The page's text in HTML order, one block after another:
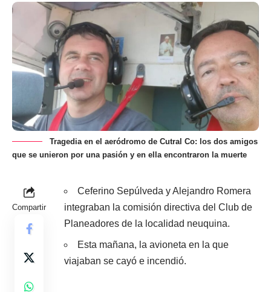
Tragedia en el aeródromo de Cutral Co: los dos amigos
que se unieron por una pasión y en ella encontraron la muerte
Compartir
Ceferino Sepúlveda y Alejandro Romera
integraban la comisión directiva del Club de
Planeadores de la localidad neuquina.
Esta mañana, la avioneta en la que
viajaban se cayó e incendió.